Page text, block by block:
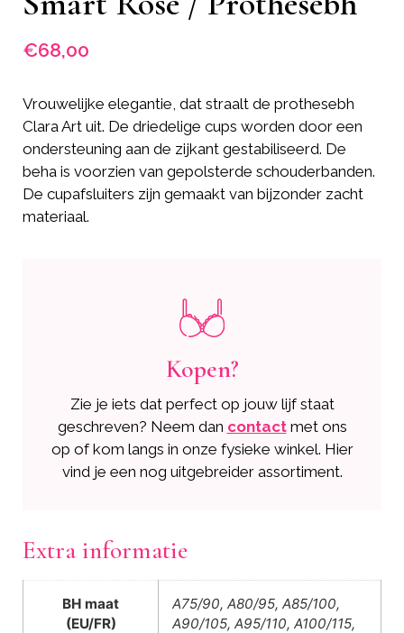
€68,00
Vrouwelijke elegantie, dat straalt de prothesebh
Clara Art uit. De driedelige cups worden door een
ondersteuning aan de zijkant gestabiliseerd. De
beha is voorzien van gepolsterde schouderbanden.
De cupafsluiters zijn gemaakt van bijzonder zacht
materiaal.
Kopen?
Zie je iets dat perfect op jouw lijf staat
geschreven? Neem dan contact met ons
op of kom langs in onze fysieke winkel. Hier
vind je een nog uitgebreider assortiment.
Extra informatie
BH maat
(EU/FR)
A75/90, A80/95, A85/100,
A90/105, A95/110, A100/115,